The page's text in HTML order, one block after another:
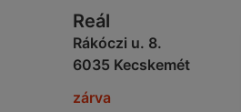
Reál
Rákóczi u. 8.
6035 Kecskemét
zárva